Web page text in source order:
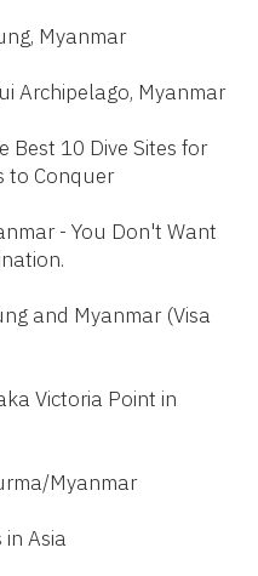
Myanmar​
Archipelago, Myanmar
Best 10 Dive Sites for
to Conquer​​
- You Don't Want
and Myanmar (Visa
Victoria Point in
Myanmar
Asia